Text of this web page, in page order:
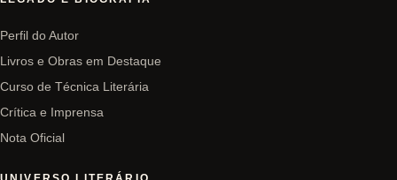
Perfil do Autor
Livros e Obras em Destaque
Curso de Técnica Literária
Crítica e Imprensa
Nota Oficial